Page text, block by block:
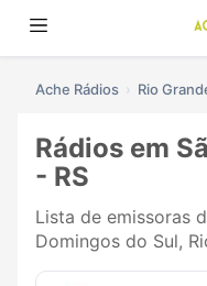
Ache Rádios Rio
Rádios em
- RS
Lista de emissoras
Domingos do Sul,